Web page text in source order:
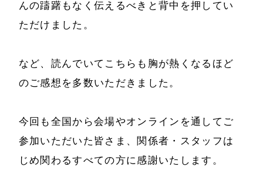
んの躊躇もなく伝えるべきと背中を押してい
ただけました。
など、読んでいてこちらも胸が熱くなるほど
のご感想を多数いただきました。
今回も全国から会場やオンラインを通してご
参加いただいた皆さま、関係者・スタッフは
じめ関わるすべての方に感謝いたします。